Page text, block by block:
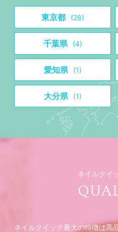
東京都 (28)
千葉県 (4)
愛知県 (1)
大分県 (1)
ネイルクイ
ネイルクイック最大の特徴は高